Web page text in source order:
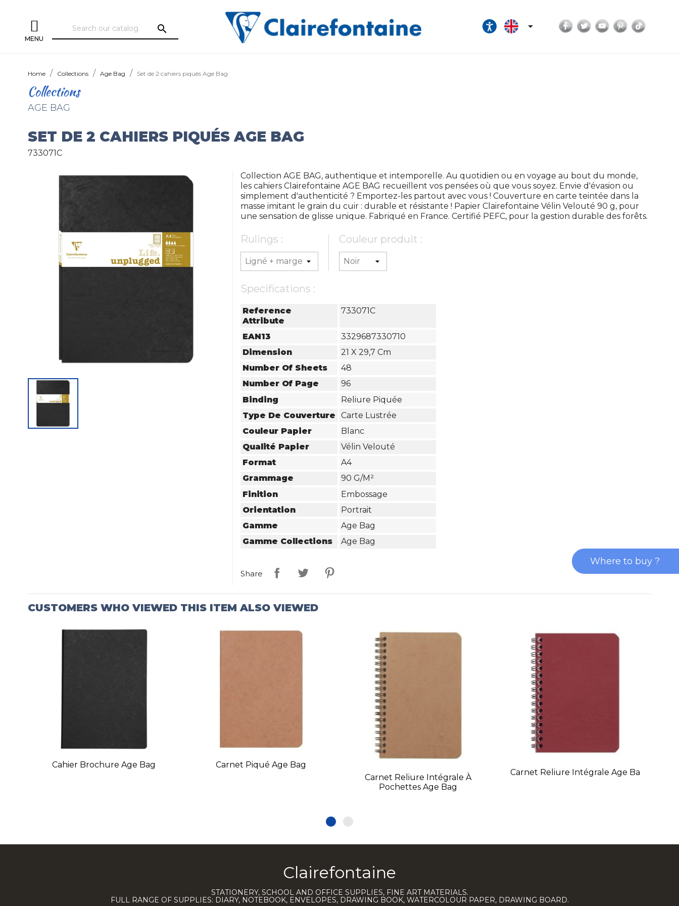
MENU
search  Facebook
TwitterYouTubePinterest
Home Collections Age Bag Set de 2 cahiers piqués Age Bag
Collections
AGE BAG
SET DE 2 CAHIERS PIQUÉS AGE BAG
733071C
Collection AGE BAG, authentique et intemporelle. Au quotidien ou en voyage au bout du monde,
les cahiers Clairefontaine AGE BAG recueillent vos pensées où que vous soyez. Envie d'évasion ou
simplement d'authenticité ? Emportez-les partout avec vous ! Couverture en carte teintée dans la
masse imitant le grain du cuir : durable et résistante ! Papier Clairefontaine Vélin Velouté 90 g, pour
une sensation de glisse unique. Fabriqué en France. Certifié PEFC, pour la gestion durable des forêts.
Rulings : Couleur produit :
Specifications :
Reference
Attribute
733071C
EAN13
3329687330710
Dimension
21 X 29,7 Cm
Number Of Sheets
48
Number Of Page
96
Binding
Reliure Piquée
Type De Couverture
Carte Lustrée
Couleur Papier
Blanc
Qualité Papier
Vélin Velouté
Format
A4
Grammage
90 G/m²
Finition
Embossage
Orientation
Portrait
Gamme
Age Bag
Gamme Collections
Age Bag
Share
CUSTOMERS WHO VIEWED THIS ITEM ALSO VIEWED
Cahier Brochure Age Bag
Carnet Piqué Age Bag
Carnet Reliure Intégrale À
Pochettes Age Bag
Carnet Reliure Intégrale Age Ba
Clairefontaine
STATIONERY, SCHOOL AND OFFICE SUPPLIES, FINE ART MATERIALS.
FULL RANGE OF SUPPLIES: DIARY, NOTEBOOK, ENVELOPES, DRAWING BOOK, WATERCOLOUR PAPER, DRAWING BOARD.
Where to buy ?